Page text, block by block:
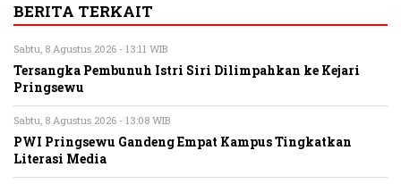
BERITA TERKAIT
Sabtu, 8 Agustus 2026 - 13:11 WIB
Tersangka Pembunuh Istri Siri Dilimpahkan ke Kejari
Pringsewu
Sabtu, 8 Agustus 2026 - 13:08 WIB
PWI Pringsewu Gandeng Empat Kampus Tingkatkan
Literasi Media